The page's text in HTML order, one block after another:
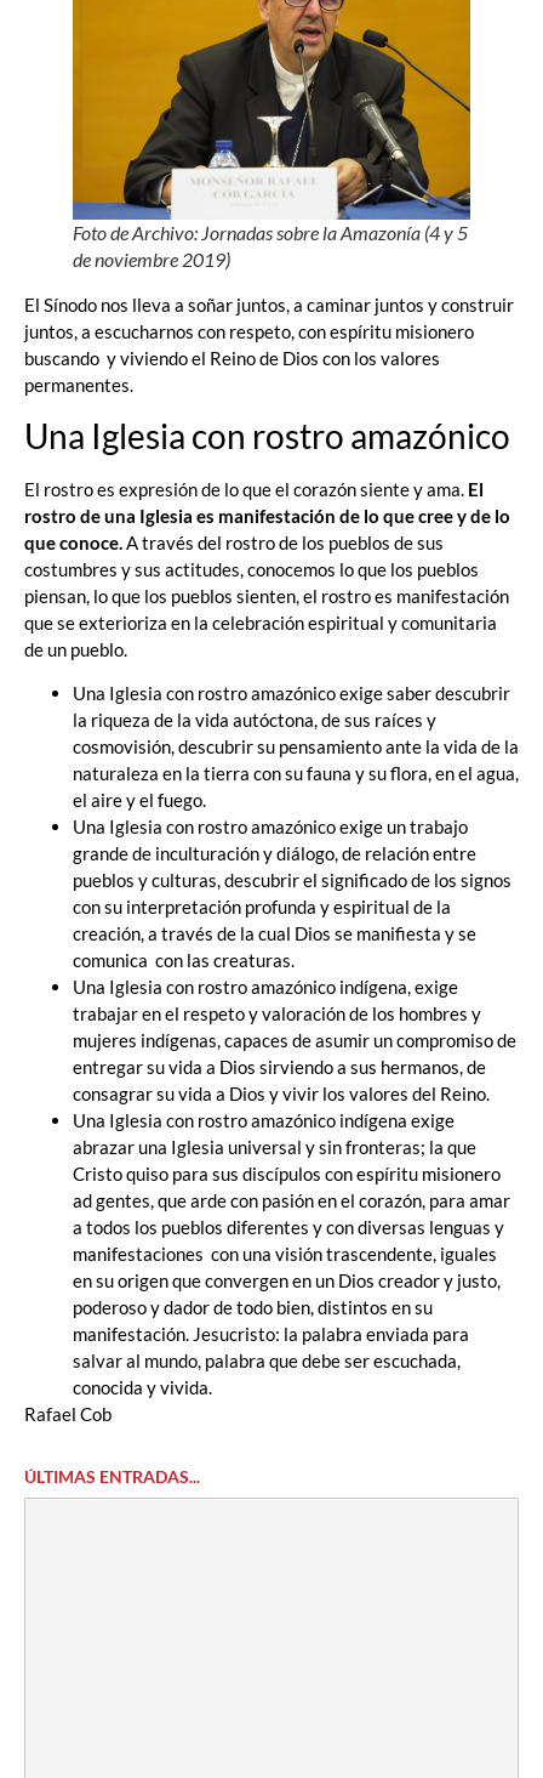
Foto de Archivo: Jornadas sobre la Amazonía (4 y 5
de noviembre 2019)
El Sínodo nos lleva a soñar juntos, a caminar juntos y construir
juntos, a escucharnos con respeto, con espíritu misionero
buscando y viviendo el Reino de Dios con los valores
permanentes.
Una Iglesia con rostro amazónico
El rostro es expresión de lo que el corazón siente y ama. El
rostro de una Iglesia es manifestación de lo que cree y de lo
que conoce. A través del rostro de los pueblos de sus
costumbres y sus actitudes, conocemos lo que los pueblos
piensan, lo que los pueblos sienten, el rostro es manifestación
que se exterioriza en la celebración espiritual y comunitaria
de un pueblo.
Una Iglesia con rostro amazónico exige saber descubrir
la riqueza de la vida autóctona, de sus raíces y
cosmovisión, descubrir su pensamiento ante la vida de la
naturaleza en la tierra con su fauna y su flora, en el agua,
el aire y el fuego.
Una Iglesia con rostro amazónico exige un trabajo
grande de inculturación y diálogo, de relación entre
pueblos y culturas, descubrir el significado de los signos
con su interpretación profunda y espiritual de la
creación, a través de la cual Dios se manifiesta y se
comunica con las creaturas.
Una Iglesia con rostro amazónico indígena, exige
trabajar en el respeto y valoración de los hombres y
mujeres indígenas, capaces de asumir un compromiso de
entregar su vida a Dios sirviendo a sus hermanos, de
consagrar su vida a Dios y vivir los valores del Reino.
Una Iglesia con rostro amazónico indígena exige
abrazar una Iglesia universal y sin fronteras; la que
Cristo quiso para sus discípulos con espíritu misionero
ad gentes, que arde con pasión en el corazón, para amar
a todos los pueblos diferentes y con diversas lenguas y
manifestaciones con una visión trascendente, iguales
en su origen que convergen en un Dios creador y justo,
poderoso y dador de todo bien, distintos en su
manifestación. Jesucristo: la palabra enviada para
salvar al mundo, palabra que debe ser escuchada,
conocida y vivida.
Rafael Cob
ÚLTIMAS ENTRADAS...